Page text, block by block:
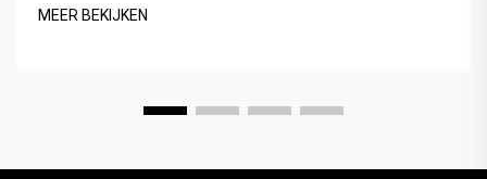
MEER BEKIJKEN